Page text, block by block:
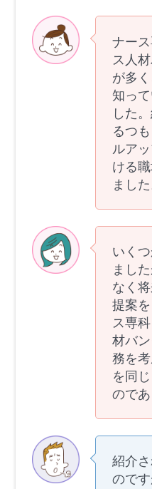
ナー
ス人
が多
知っ
した
るつ
ルア
ける
ました
いく
まし
なく
提案
ス専
材バ
務を
を同
のであ
紹介
ので